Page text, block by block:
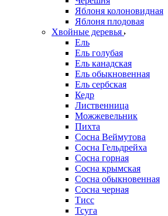
Яблоня колоновидная
Яблоня плодовая
Хвойные деревья
Ель
Ель голубая
Ель канадская
Ель обыкновенная
Ель сербская
Кедр
Лиственница
Можжевельник
Пихта
Сосна Веймутова
Сосна Гельдрейха
Сосна горная
Сосна крымская
Сосна обыкновенная
Сосна черная
Тисс
Тсуга